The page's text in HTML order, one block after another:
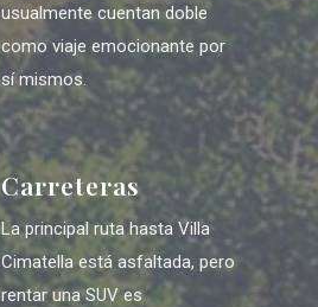
usualmente cuentan doble
como viaje emocionante por
sí mismos.
Carreteras
La principal ruta hasta Villa
Cimatella está asfaltada, pero
rentar una SUV es